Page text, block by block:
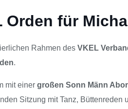
Orden für
Rahmen des VKEL
.
mit einer großen Sonn Männ
Sitzung mit Tanz, Büttenreden